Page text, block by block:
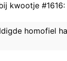
geen raaf meer.
kwootje #1616:
homofiel